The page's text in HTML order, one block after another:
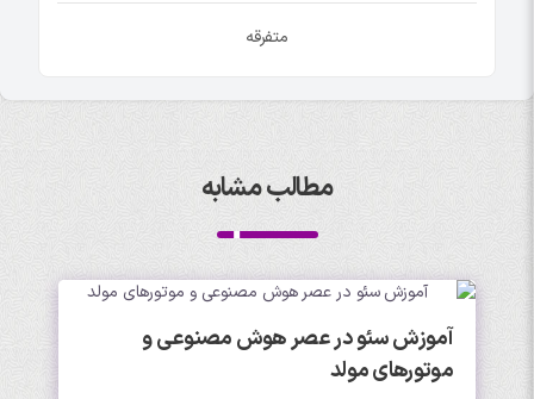
متفرقه
مطالب مشابه
آموزش سئو در عصر هوش مصنوعی و
موتورهای مولد